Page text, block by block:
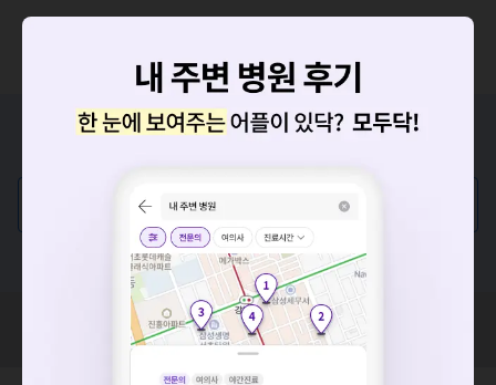
증상/치료, 궁금한 점이 있나요?
💬 무엇이든 물어보세요
혹은, 의료상담 서비스에 다양한 게시글 보러가기
혹시 잘못된 병원정보가 있나요?
모두닥 팀에 알려주세요!
요청하신 작업을 처리하지 못했습니다.
네트워크 또는 서버의 일시적인 오류로, 잠시 후 다시 시도해주
세요. 지속적으로 문제가 발생할 경우 모두닥 채널톡으로 문의